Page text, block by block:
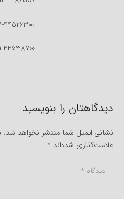
44526300
44538700
دیدگاهتان را بنویسید
نشانی ایمیل شما منتشر نخواهد شد.
علامت‌گذاری شده‌اند*